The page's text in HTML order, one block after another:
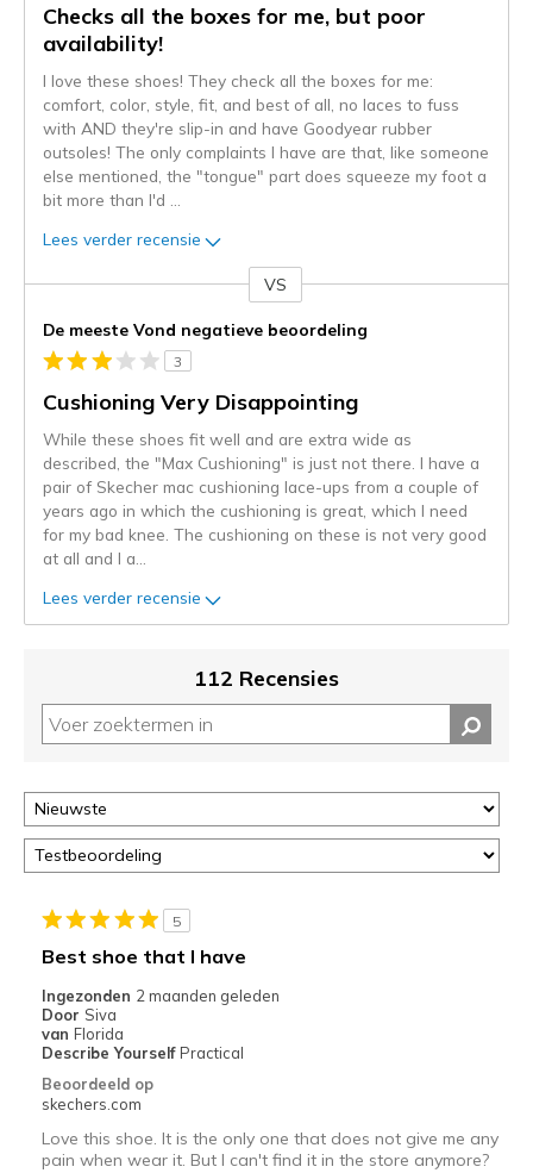
Checks all the boxes for me, but poor
availability!
I love these shoes! They check all the boxes for me:
comfort, color, style, fit, and best of all, no laces to fuss
with AND they're slip-in and have Goodyear rubber
outsoles! The only complaints I have are that, like someone
else mentioned, the "tongue" part does squeeze my foot a
bit more than I'd
Lees verder recensie
content
wordt
momenteel
gemigreerd
niejee
page_id.
kunt
status
van
deze
of
door
<a
href="javascript:location.href=location.pathname;">hier</a>
page
met
migratiegeschiedenis
van
de
VS
De meeste Vond negatieve beoordeling
3
Cushioning Very Disappointing
While these shoes fit well and are extra wide as
described, the "Max Cushioning" is just not there. I have a
pair of Skecher mac cushioning lace-ups from a couple of
years ago in which the cushioning is great, which I need
for my bad knee. The cushioning on these is not very good
at all and I a
Lees verder recensie
112 Recensies
5
Best shoe that I have
Ingezonden 2 maanden geleden
Door Siva
van Florida
Describe Yourself Practical
Beoordeeld op
skechers.com
Love this shoe. It is the only one that does not give me any
pain when wear it. But I can't find it in the store anymore?